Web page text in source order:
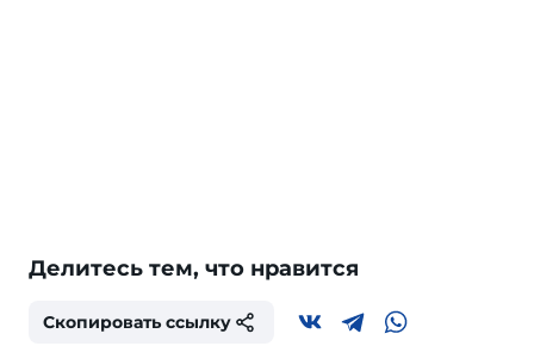
Делитесь тем, что нравится
Скопировать ссылку